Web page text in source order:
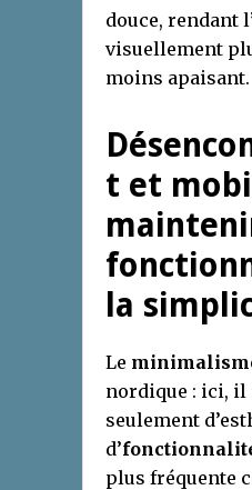
douce, rendant
visuellement
moins apaisant.
t et
la
Le
nordique : ici, il
seulement
d’
plus fréquente